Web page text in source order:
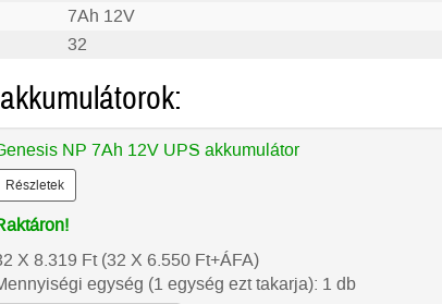
7Ah 12V
32
NP 7Ah 12V UPS akkumulátor
Részletek
X 8.319 Ft(32 X 6.550 Ft+ÁFA)
egység (1 egység ezt takarja): 1 db